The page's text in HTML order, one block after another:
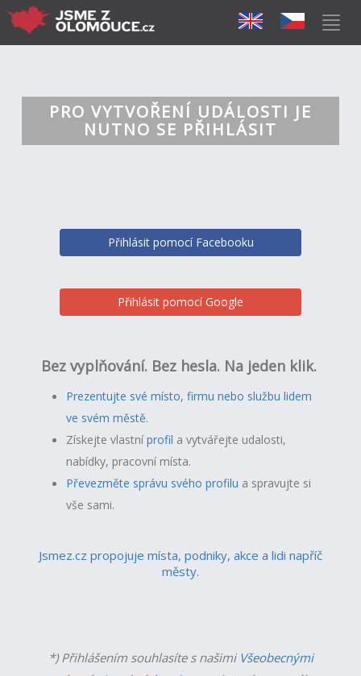
PRO VYTVOŘENÍ UDÁLOSTI JE
NUTNO SE PŘIHLÁSIT
Přihlásit pomocí Facebooku
Přihlásit pomocí Google
Bez vyplňování. Bez hesla. Na jeden klik.
Prezentujte své místo, firmu nebo službu lidem
ve svém městě.
Získejte vlastníprofil a vytvářejte udalosti,
nabídky, pracovní místa.
Převezměte správu svého profilu a spravujte si
vše sami.
Jsmez.cz propojuje místa, podniky, akce a lidi napříč
městy.
*) Přihlášením souhlasíte s našimi Všeobecnými